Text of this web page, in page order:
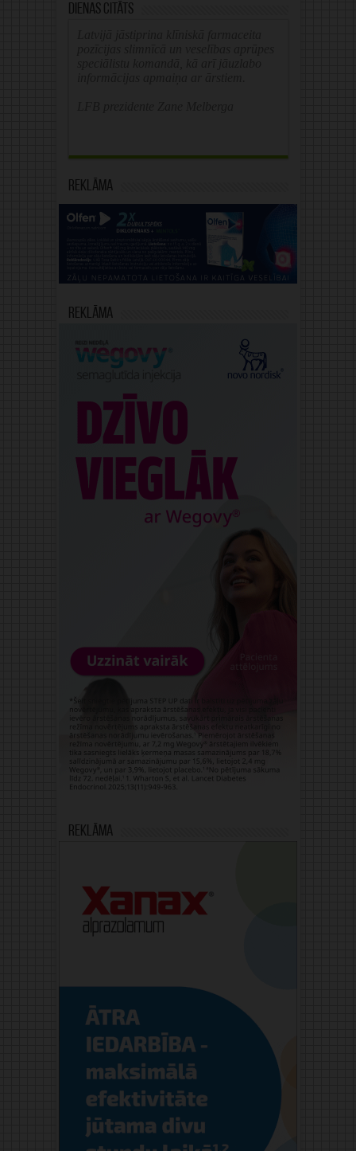
Dienas citāts
Reklāma
Reklāma
Reklāma